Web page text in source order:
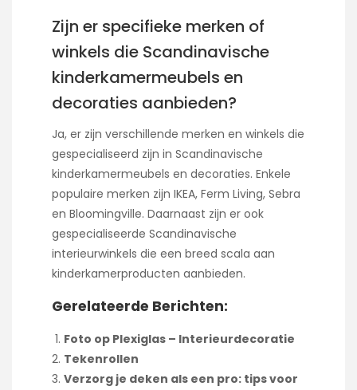
Zijn er specifieke merken of
winkels die Scandinavische
kinderkamermeubels en
decoraties aanbieden?
Ja, er zijn verschillende merken en winkels die
gespecialiseerd zijn in Scandinavische
kinderkamermeubels en decoraties. Enkele
populaire merken zijn IKEA, Ferm Living, Sebra
en Bloomingville. Daarnaast zijn er ook
gespecialiseerde Scandinavische
interieurwinkels die een breed scala aan
kinderkamerproducten aanbieden.
Gerelateerde Berichten:
Foto op Plexiglas – Interieurdecoratie
Tekenrollen
Verzorg je deken als een pro: tips voor